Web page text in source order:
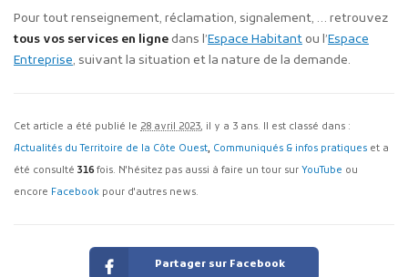
Pour tout renseignement, réclamation, signalement, … retrouvez
tous vos services en lignedans l’Espace Habitantou l’Espace
Entreprise, suivant la situation et la nature de la demande.
Cet article a été publié le 28 avril 2023, il y a 3 ans. Il est classé dans :
Actualités du Territoire de la Côte Ouest, Communiqués & infos pratiques et a
été consulté 316fois. N'hésitez pas aussi à faire un tour sur YouTube ou
encore Facebook pour d'autres news.
Partager sur Facebook